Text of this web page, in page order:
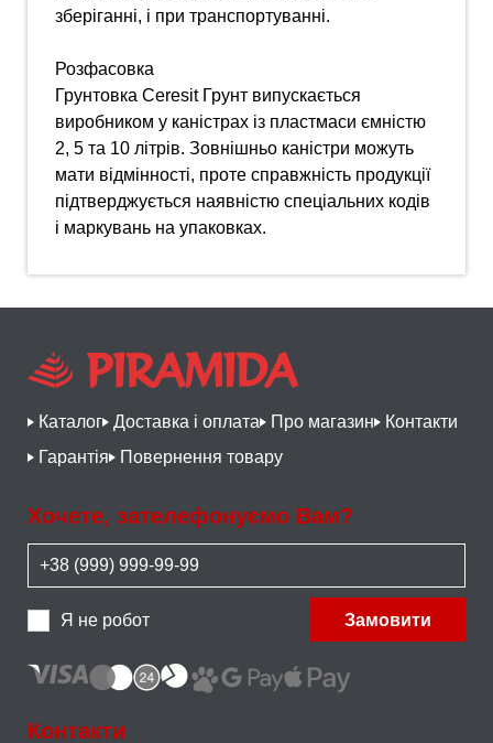
зберіганні, і при транспортуванні.
Розфасовка
Грунтовка Ceresit Грунт випускається
виробником у каністрах із пластмаси ємністю
2, 5 та 10 літрів. Зовнішньо каністри можуть
мати відмінності, проте справжність продукції
підтверджується наявністю спеціальних кодів
і маркувань на упаковках.
Каталог Доставка і оплата Про магазин
Контакти
Гарантія
Повернення товару
Хочете, зателефонуємо Вам?
Я не робот Замовити
Контакти